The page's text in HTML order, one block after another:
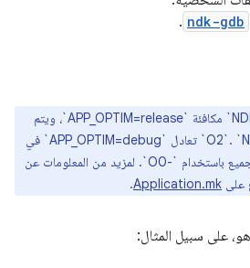
ndk-gdb
.
`NDK_DEBUG=0` مكافئة `APP_OPTIM=release`، ويتم
التجميع مع `-O2`. `NDK_DEBUG=1` تعادل `APP_OPTIM=debug` في
`Application.mk`، ويتم التجميع باستخدام `-O0`. لمزيد من المعلومات عن
Application.mk
.
على سبيل المثال: